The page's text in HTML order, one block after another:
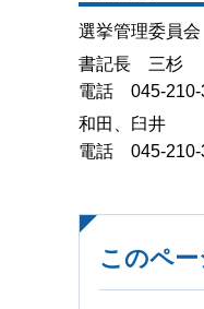
選挙管理委員会
書記長 三杉
電話 045-210-
和田、臼井
電話 045-210-
このペ